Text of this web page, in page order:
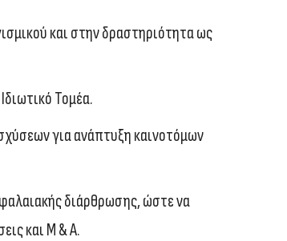
και στην δραστηριότητα ως
Τομέα.
για ανάπτυξη καινοτόμων
διάρθρωσης, ώστε να
και M & A.